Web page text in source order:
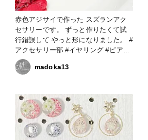
赤色アジサイで作った スズランアク
セサリーです。 ずっと作りたくて試
行錯誤して やっと形になりました。 #
アクセサリー部 #イヤリング #ピアス
#ハンドメイド大好き #ハンドメイド
好きな人と繋がりたい #アクセサリー
レジン好きの人と繋がりたい #レジン
アクセサリー作り #レジンアクセサリ
ー作家 #resinlove
madoka13